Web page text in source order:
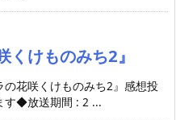
くけものみち2』
の花咲くけものみち2』感想投
す◆放送期間 : 2 ...